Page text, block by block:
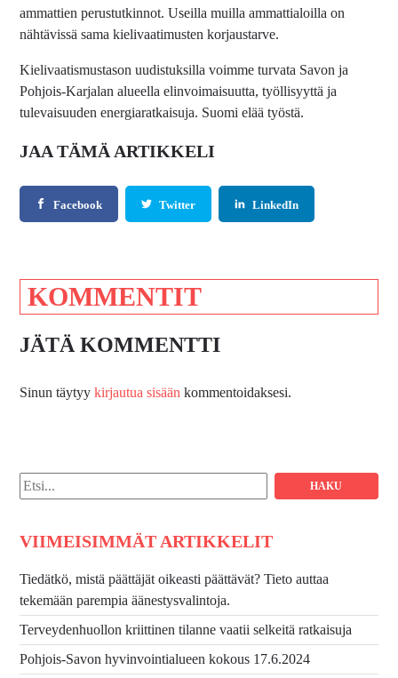
ammattien perustutkinnot. Useilla muilla ammattialoilla on
nähtävissä sama kielivaatimusten korjaustarve.
Kielivaatismustason uudistuksilla voimme turvata Savon ja
Pohjois-Karjalan alueella elinvoimaisuutta, työllisyyttä ja
tulevaisuuden energiaratkaisuja. Suomi elää työstä.
JAA TÄMÄ ARTIKKELI
Facebook Twitter LinkedIn
KOMMENTIT
JÄTÄ KOMMENTTI
Sinun täytyykirjautua sisään kommentoidaksesi.
Hae:
VIIMEISIMMÄT ARTIKKELIT
Tiedätkö, mistä päättäjät oikeasti päättävät? Tieto auttaa
tekemään parempia äänestysvalintoja.
Terveydenhuollon kriittinen tilanne vaatii selkeitä ratkaisuja
Pohjois-Savon hyvinvointialueen kokous 17.6.2024